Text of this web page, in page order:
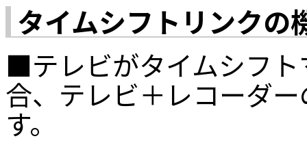
タイムシフトリンクの
■テレビがタイムシフ
合、テレビ＋レコーダ
す。